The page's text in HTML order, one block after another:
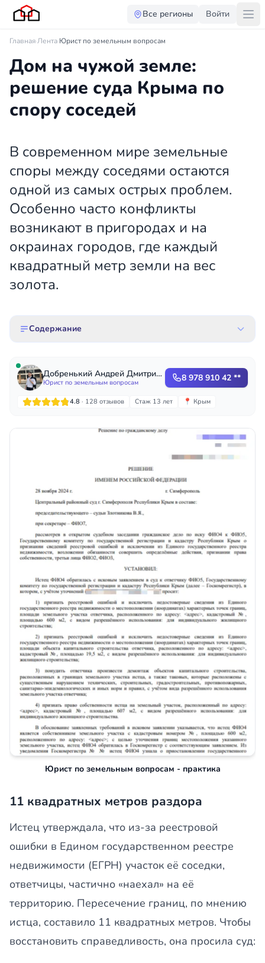
Все регионы Войти
Главная·Лента·Юрист по земельным вопросам
Дом на чужой земле:
решение суда Крыма по
спору соседей
В современном мире земельные
споры между соседями остаются
одной из самых острых проблем.
Особенно часто конфликты
возникают в пригородах и на
окраинах городов, где каждый
квадратный метр земли на вес
золота.
Содержание
Добренький Андрей Дмитриевич
Юрист по земельным вопросам 8 978 910 42 **
4.8 · 128 отзывов Стаж 13 лет 📍 Крым
Юрист по земельным вопросам - практика
11 квадратных метров раздора
Истец утверждала, что из-за реестровой
ошибки в Едином государственном реестре
недвижимости (ЕГРН) участок её соседки,
ответчицы, частично «наехал» на её
территорию. Пересечение границ, по мнению
истца, составило 11 квадратных метров. Чтобы
восстановить справедливость, она просила суд: